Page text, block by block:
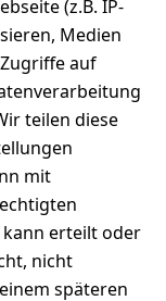
(z.B. IP-
Medien
auf
teilen diese
mit
erteilt oder
nicht
späteren